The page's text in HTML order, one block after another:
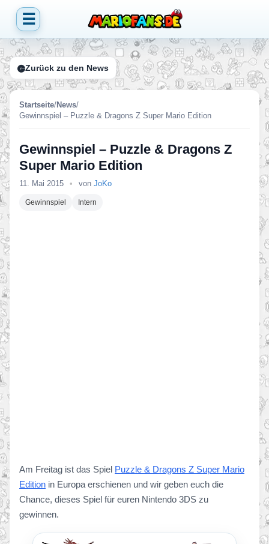
☰
Zurück zu den News
Startseite/News/
Gewinnspiel – Puzzle & Dragons Z Super Mario Edition
Gewinnspiel – Puzzle & Dragons Z
Super Mario Edition
11. Mai 2015 • von JoKo
Gewinnspiel Intern
Am Freitag ist das Spiel Puzzle & Dragons Z Super Mario
Edition in Europa erschienen und wir geben euch die
Chance, dieses Spiel für euren Nintendo 3DS zu
gewinnen.